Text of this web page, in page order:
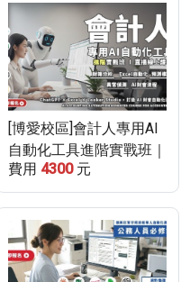
[博愛校區]會計人專用AI
自動化工具進階實戰班｜
直播線上課程
費用 4300 元